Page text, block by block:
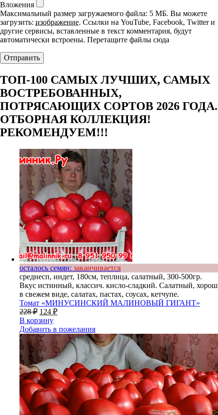
Вложения
Максимальный размер загружаемого файла: 5 МБ. Вы можете
загрузить: изображение. Ссылки на YouTube, Facebook, Twitter и
другие сервисы, вставленные в текст комментария, будут
автоматически встроены. Перетащите файлы сюда
ТОП-100 САМЫХ ЛУЧШИХ, САМЫХ
ВОСТРЕБОВАННЫХ,
ПОТРЯСАЮЩИХ СОРТОВ 2026 ГОДА.
ОТБОРНАЯ КОЛЛЕКЦИЯ!
РЕКОМЕНДУЕМ!!!
осталось семян: заканчивается
среднесп, индет, 180см, теплица, салатный, 300-500гр.
Вкус истинный, классич. кисло-сладкий. Салатный, хорош
в свежем виде, салатах, пастах, соусах, кетчупе.
Томат «МИНУСИНСКИЙ МАЛИНОВЫЙ ГИГАНТ»
228₽ 124 ₽
В корзину
Добавить в пожелания